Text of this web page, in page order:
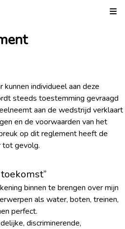
individueel aan deze
steeds toestemming gevraagd
aan de wedstrijd verklaart
en de voorwaarden van het
op dit reglement heeft de
tot gevolg.
binnen te brengen over mijn
als water, boten, treinen,
perfect.
discriminerende,